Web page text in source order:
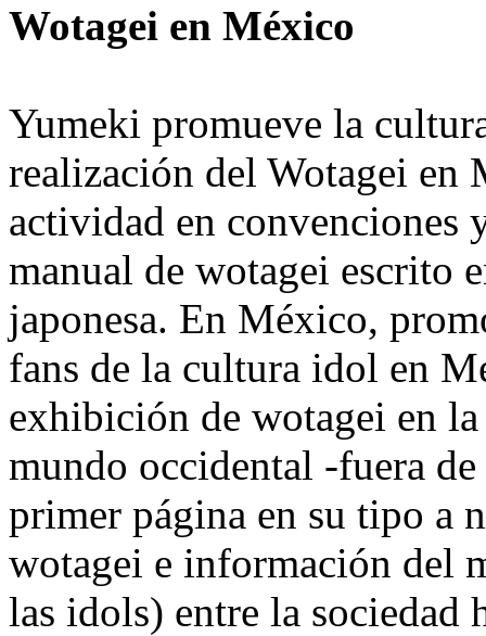
Wotagei en México
Yumeki promueve la
realización del Wotagei en
actividad en convenciones
manual de wotagei escrito
japonesa. En México,
fans de la cultura idol en
exhibición de wotagei en
mundo occidental -fuera
primer página en su tipo a
wotagei e información del
las idols) entre la sociedad